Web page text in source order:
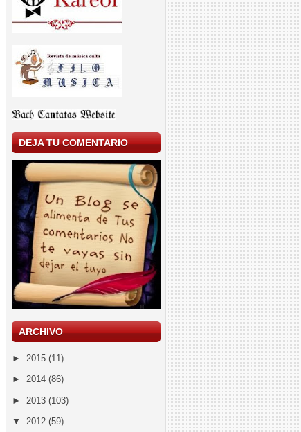
DEJA TU COMENTARIO
ARCHIVO
► 2015 (11)
► 2014 (86)
► 2013 (103)
▼ 2012 (59)